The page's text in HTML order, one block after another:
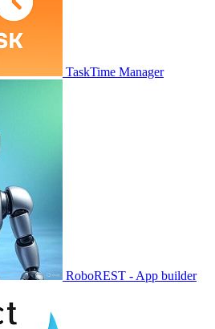
TaskTime Manager
RoboREST - App builder